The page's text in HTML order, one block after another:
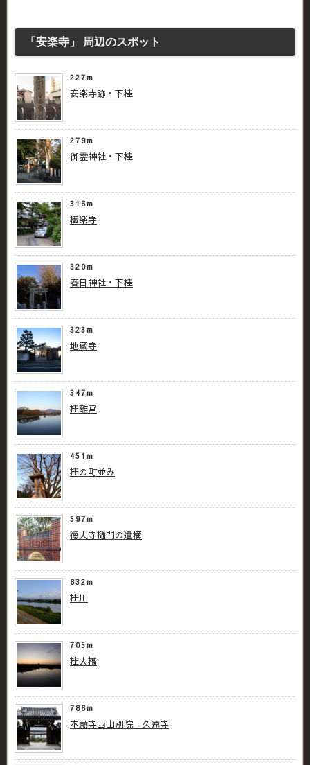
「安楽寺」 周辺のスポット
227m
安楽寺跡・下桂
279m
御霊神社・下桂
316m
極楽寺
320m
春日神社・下桂
323m
地蔵寺
347m
桂離宮
451m
桂の町並み
597m
徳大寺樋門の遺構
632m
桂川
705m
桂大橋
786m
本願寺西山別院 久遠寺